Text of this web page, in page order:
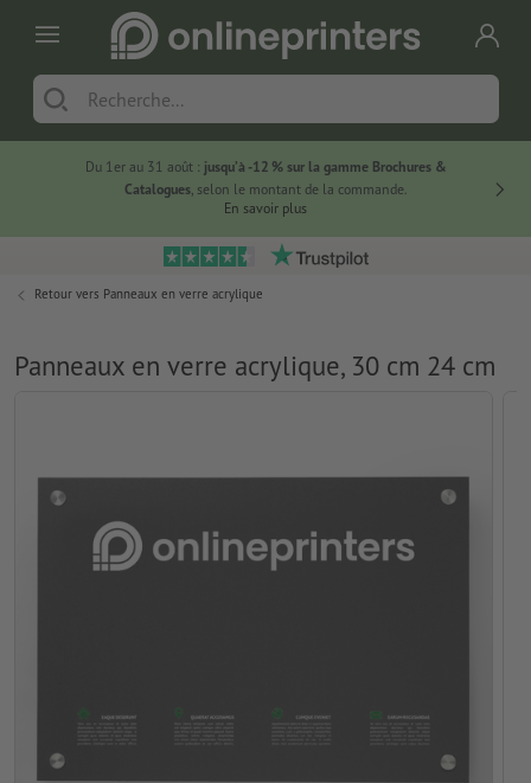
Du 1er au 31 août : jusqu’à -12 % sur la gamme Brochures &
Catalogues, selon le montant de la commande.
En savoir plus
Retour vers Panneaux en verre acrylique
Panneaux en verre acrylique, 30 cm 24 cm